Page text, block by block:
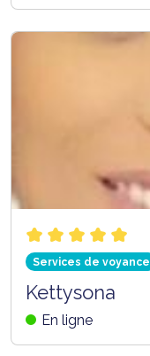
Services de voyance
Kettysona
En ligne